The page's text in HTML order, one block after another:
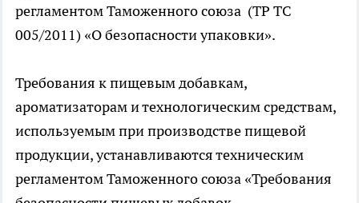
регламентом Таможенного союза (ТР ТС
005/2011) «О безопасности упаковки».
Требования к пищевым добавкам,
ароматизаторам и технологическим средствам,
используемым при производстве пищевой
продукции, устанавливаются техническим
регламентом Таможенного союза «Требования